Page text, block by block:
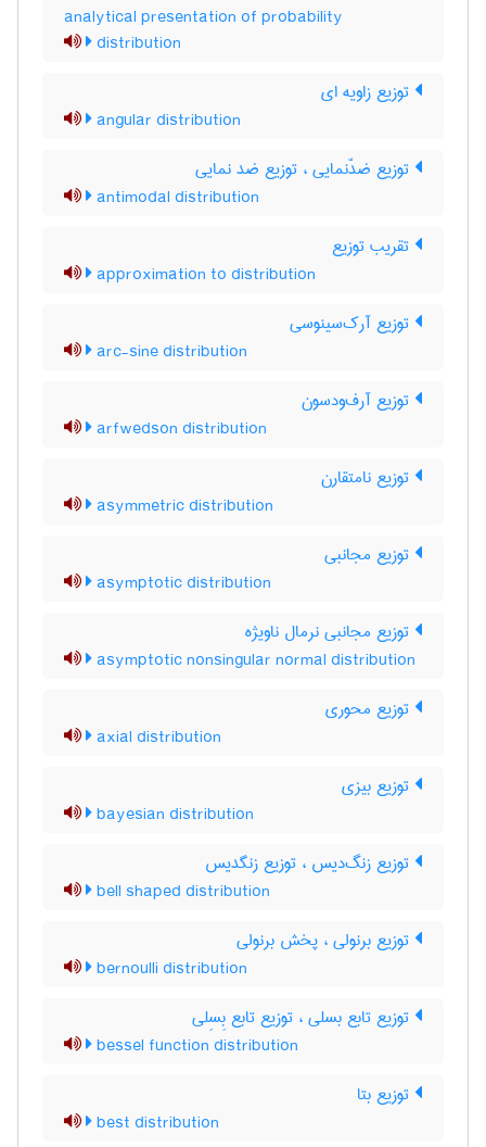
analytical presentation of probability
distribution
توزیع زاویه ای
angular distribution
توزیع ضدّنمایی ، توزیع ضد نمایی
antimodal distribution
تقریب توزیع
approximation to distribution
توزیع آرک‌سینوسی
arc-sine distribution
توزیع آرف‌ودسون
arfwedson distribution
توزیع نامتقارن
asymmetric distribution
توزیع مجانبی
asymptotic distribution
توزیع مجانبی نرمال ناویژه
asymptotic nonsingular normal distribution
توزیع محوری
axial distribution
توزیع بیزی
bayesian distribution
توزیع زنگ‌دیس ، توزیع زنگدیس
bell shaped distribution
توزیع برنولی ، پخش برنولی
bernoulli distribution
توزیع تابع بسلی ، توزیع تابع بِسِلی
bessel function distribution
توزیع بتا
best distribution